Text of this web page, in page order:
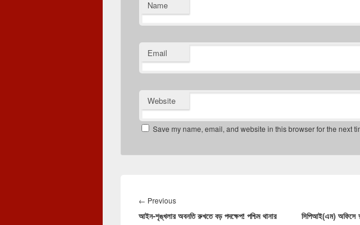
Name
Email
Website
Save my name, email, and website in this browser for the next
navigation
← PreviousPrevious
post:
আইন-শৃঙ্খলার অবনতি রুখতে বড় পদক্ষেপ! পশ্চিম থানার
সিপিআই(এম) অফিসে